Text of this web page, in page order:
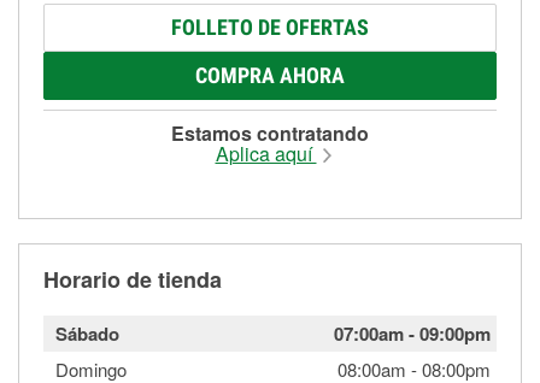
FOLLETO DE OFERTAS
COMPRA AHORA
Estamos contratando
Aplica aquí
Horario de tienda
Sábado 07:00am-09:00pm
Domingo 08:00am -08:00pm